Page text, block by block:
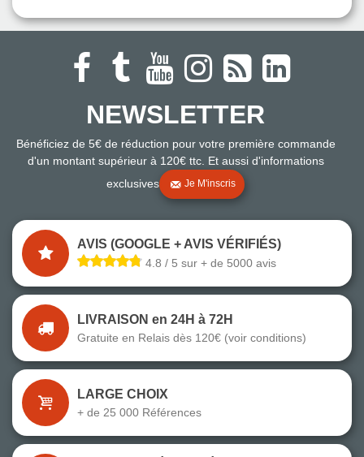
NEWSLETTER
Bénéficiez de 5€ de réduction pour votre première commande
d'un montant supérieur à 120€ ttc. Et aussi d'informations
exclusives
Je M'inscris
AVIS (GOOGLE + AVIS VÉRIFIÉS)
4.8 / 5 sur + de 5000 avis
LIVRAISON en 24H à 72H
Gratuite en Relais dès 120€ (voir conditions)
LARGE CHOIX
+ de 25 000 Références